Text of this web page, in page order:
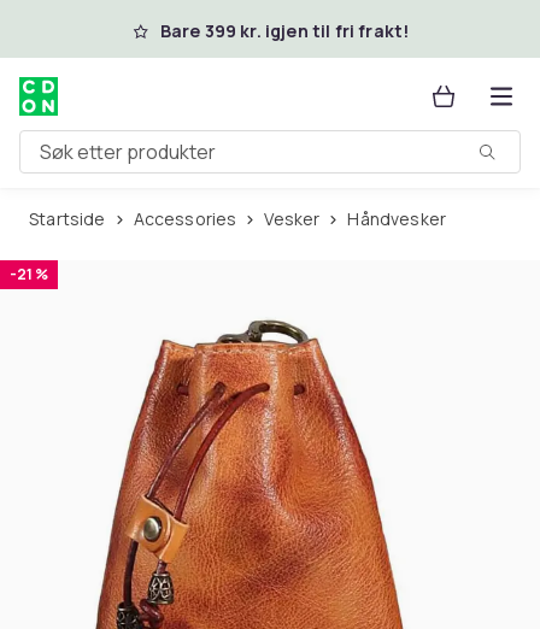
Hopp til hovedinnholdBare 399 kr. igjen til fri frakt!
Søk etter produkter
Startside Accessories Vesker Håndvesker
-21 %